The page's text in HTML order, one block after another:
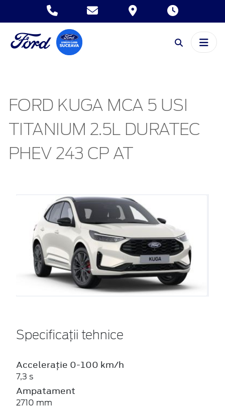
FORD KUGA MCA 5 USI
TITANIUM 2.5L DURATEC
PHEV 243 CP AT
Specificații tehnice
Accelerație 0-100 km/h
7,3 s
Ampatament
2710 mm